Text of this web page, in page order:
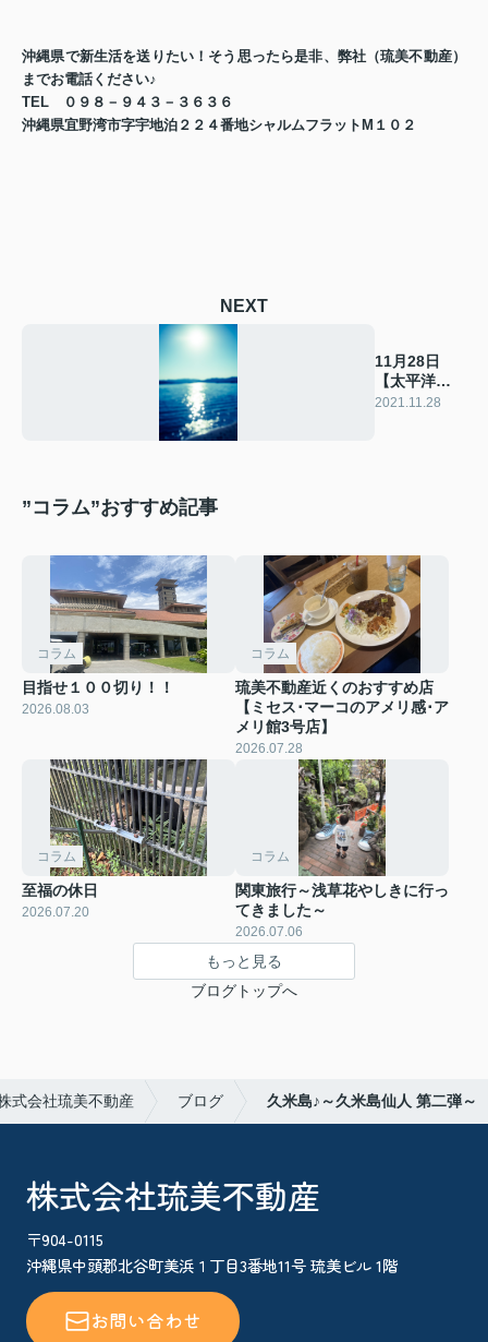
沖縄県で新生活を送りたい！そう思ったら是非、弊社（琉美不動産）
までお電話ください♪
TEL ０９８－９４３－３６３６
沖縄県宜野湾市字宇地泊２２４番地シャルムフラット M １０２
NEXT
11月28日
【太平洋記
念日】
2021.11.28
”コラム”おすすめ記事
コラム
目指せ１００切り！！
2026.08.03
コラム
琉美不動産近くのおすすめ店
【ミセス･マーコのアメリ感･ア
メリ館3号店】
2026.07.28
コラム
至福の休日
2026.07.20
コラム
関東旅行～浅草花やしきに行っ
てきました～
2026.07.06
もっと見る
ブログトップへ
式会社琉美不動産 ブログ 久米島♪～久米島仙人 第二弾～
株式会社琉美不動産
〒904-0115
沖縄県中頭郡北谷町美浜１丁目3番地11号 琉美ビル 1階
お問い合わせ